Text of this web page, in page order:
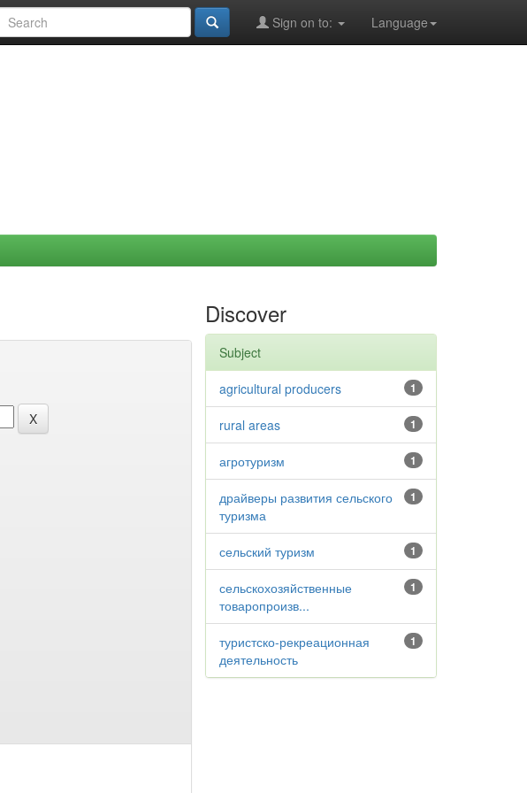
Language
Sign on to:
Discover
Subject
1
agricultural producers
1
rural areas
1
агротуризм
1
драйверы развития сельского
туризма
1
сельский туризм
1
сельскохозяйственные
товаропроизв...
1
туристско-рекреационная
деятельность